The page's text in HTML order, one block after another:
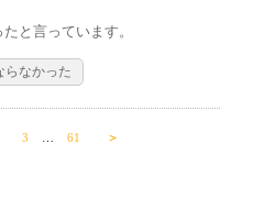
と言っています。
らなかった
3 … 61 ＞